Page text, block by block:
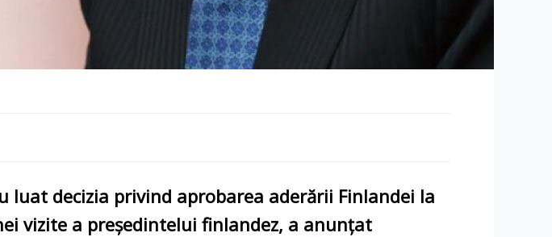
luat decizia privind aprobarea aderării Finlandei la
vizite a preşedintelui finlandez, a anunţat